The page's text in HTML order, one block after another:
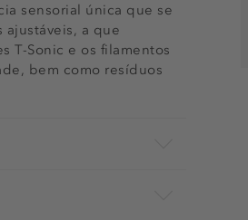
sensorial única que se
a que
T-Sonic e os filamentos
bem como resíduos